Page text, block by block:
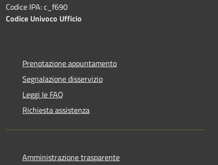
Codice IPA: c_f690
Codice Univoco Ufficio
Prenotazione appuntamento
Segnalazione disservizio
Leggi le FAQ
Richiesta assistenza
Amministrazione trasparente